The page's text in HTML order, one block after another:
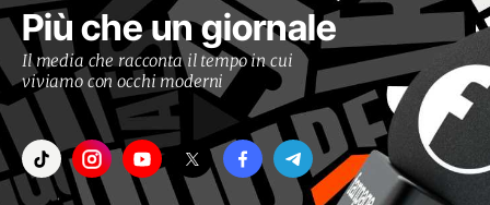
Più che un giornale
Il media che racconta il tempo in cui
viviamo con occhi moderni